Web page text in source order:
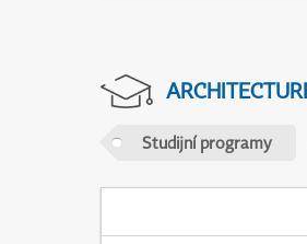
Studijní programy